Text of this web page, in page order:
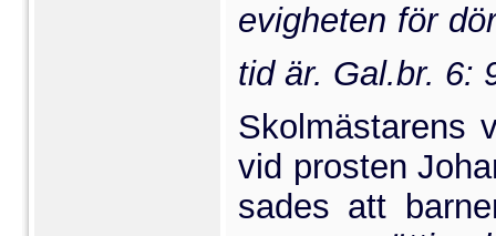
evigheten för
tid är. Gal.br. 6:
Skolmästarens
vid prosten
sades att